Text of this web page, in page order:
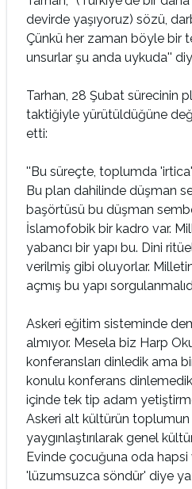
devirde yaşıyoruz) sözü,
Çünkü her zaman böyle bir
unsurlar şu anda uykuda''
Tarhan, 28 Şubat sürecinin
taktiğiyle yürütüldüğüne
etti:
''Bu süreçte, toplumda
Bu plan dahilinde düşman
başörtüsü bu düşman
İslamofobik bir kadro var.
yabancı bir yapı bu. Dini
verilmiş gibi oluyorlar.
açmış bu yapı
Askeri eğitim sisteminde
almıyor. Mesela biz Harp
konferansları dinledik ama
konulu konferans
içinde tek tip adam
Askeri alt kültürün toplumun
yaygınlaştırılarak genel
Evinde çocuğuna oda hapsi
'lüzumsuzca söndür' diye